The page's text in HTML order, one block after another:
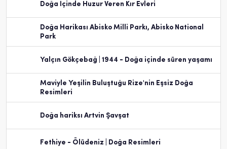
Doğa İçinde Huzur Veren Kır Evleri
Doğa Harikası Abisko Milli Parkı, Abisko National
Park
Yalçın Gökçebağ | 1944 - Doğa içinde süren yaşamı
Maviyle Yeşilin Buluştuğu Rize'nin Eşsiz Doğa
Resimleri
Doğa hariksı Artvin Şavşat
Fethiye - Ölüdeniz | Doğa Resimleri